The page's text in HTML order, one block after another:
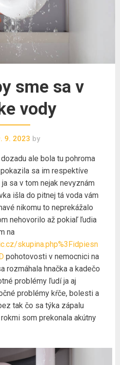
sme sa v
vody
9. 2023 by
ale bola tu pohroma
sa im respektíve
sa v tom nejak nevyznám
išla do pitnej tá voda vám
nikomu to neprekážalo
nehovorilo až pokiaľ ľudia
na
skupina.php%3Fidpiesn
pohotovosti v nemocnici na
rozmáhala hnačka a kadečo
problémy ľudí ja aj
problémy kŕče, bolesti a
tak čo sa týka zápalu
som prekonala akútny